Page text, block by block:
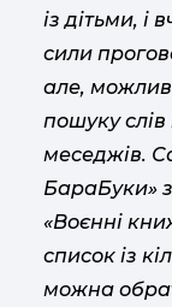
із дітьми, і
сили
але,
пошуку
меседжів.
БараБуки»
«Воєнні
список із
можна